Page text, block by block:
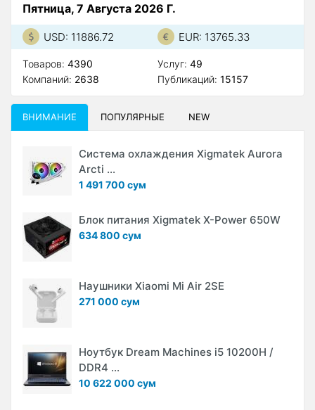
Пятница, 7 Августа 2026 Г.
USD: 11886.72 EUR: 13765.33
Товаров: 4390
Компаний: 2638
Услуг: 49
Публикаций: 15157
ВНИМАНИЕ ПОПУЛЯРНЫЕ NEW
Система охлаждения Xigmatek Aurora
Arcti ...
1 491 700 сум
Блок питания Xigmatek X-Power 650W
634 800 сум
Наушники Xiaomi Mi Air 2SE
271 000 сум
Ноутбук Dream Machines i5 10200H /
DDR4 ...
10 622 000 сум